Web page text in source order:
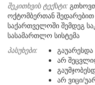
შეკითხვის ტექსტი:
ოქტომბერთან
საქართველოში შემდეგ
სასამართლო სისტემა
პასუხები:
გაუარესდა
არ
არ ვიცი/